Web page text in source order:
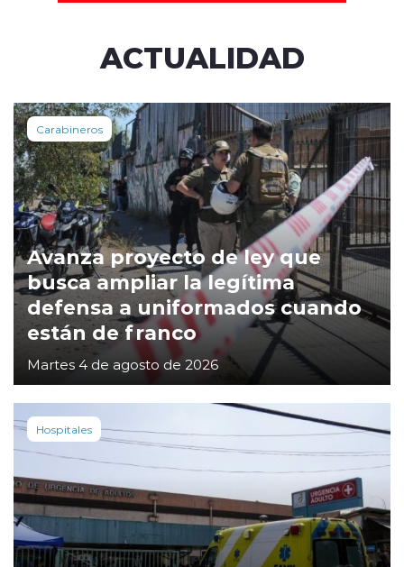
ACTUALIDAD
Carabineros
Avanza proyecto de ley que
busca ampliar la legítima
defensa a uniformados cuando
están de franco
Martes 4 de agosto de 2026
Hospitales